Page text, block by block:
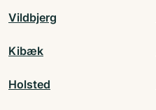
Vildbjerg
Kibæk
Holsted